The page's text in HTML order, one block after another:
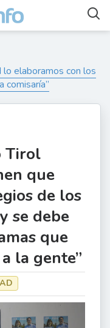
lo elaboramos con los
comisaría”
Tirol
que
de los
se debe
que
la gente”